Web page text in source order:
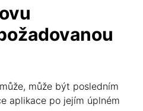
může být posledním
aplikace po jejím úplném